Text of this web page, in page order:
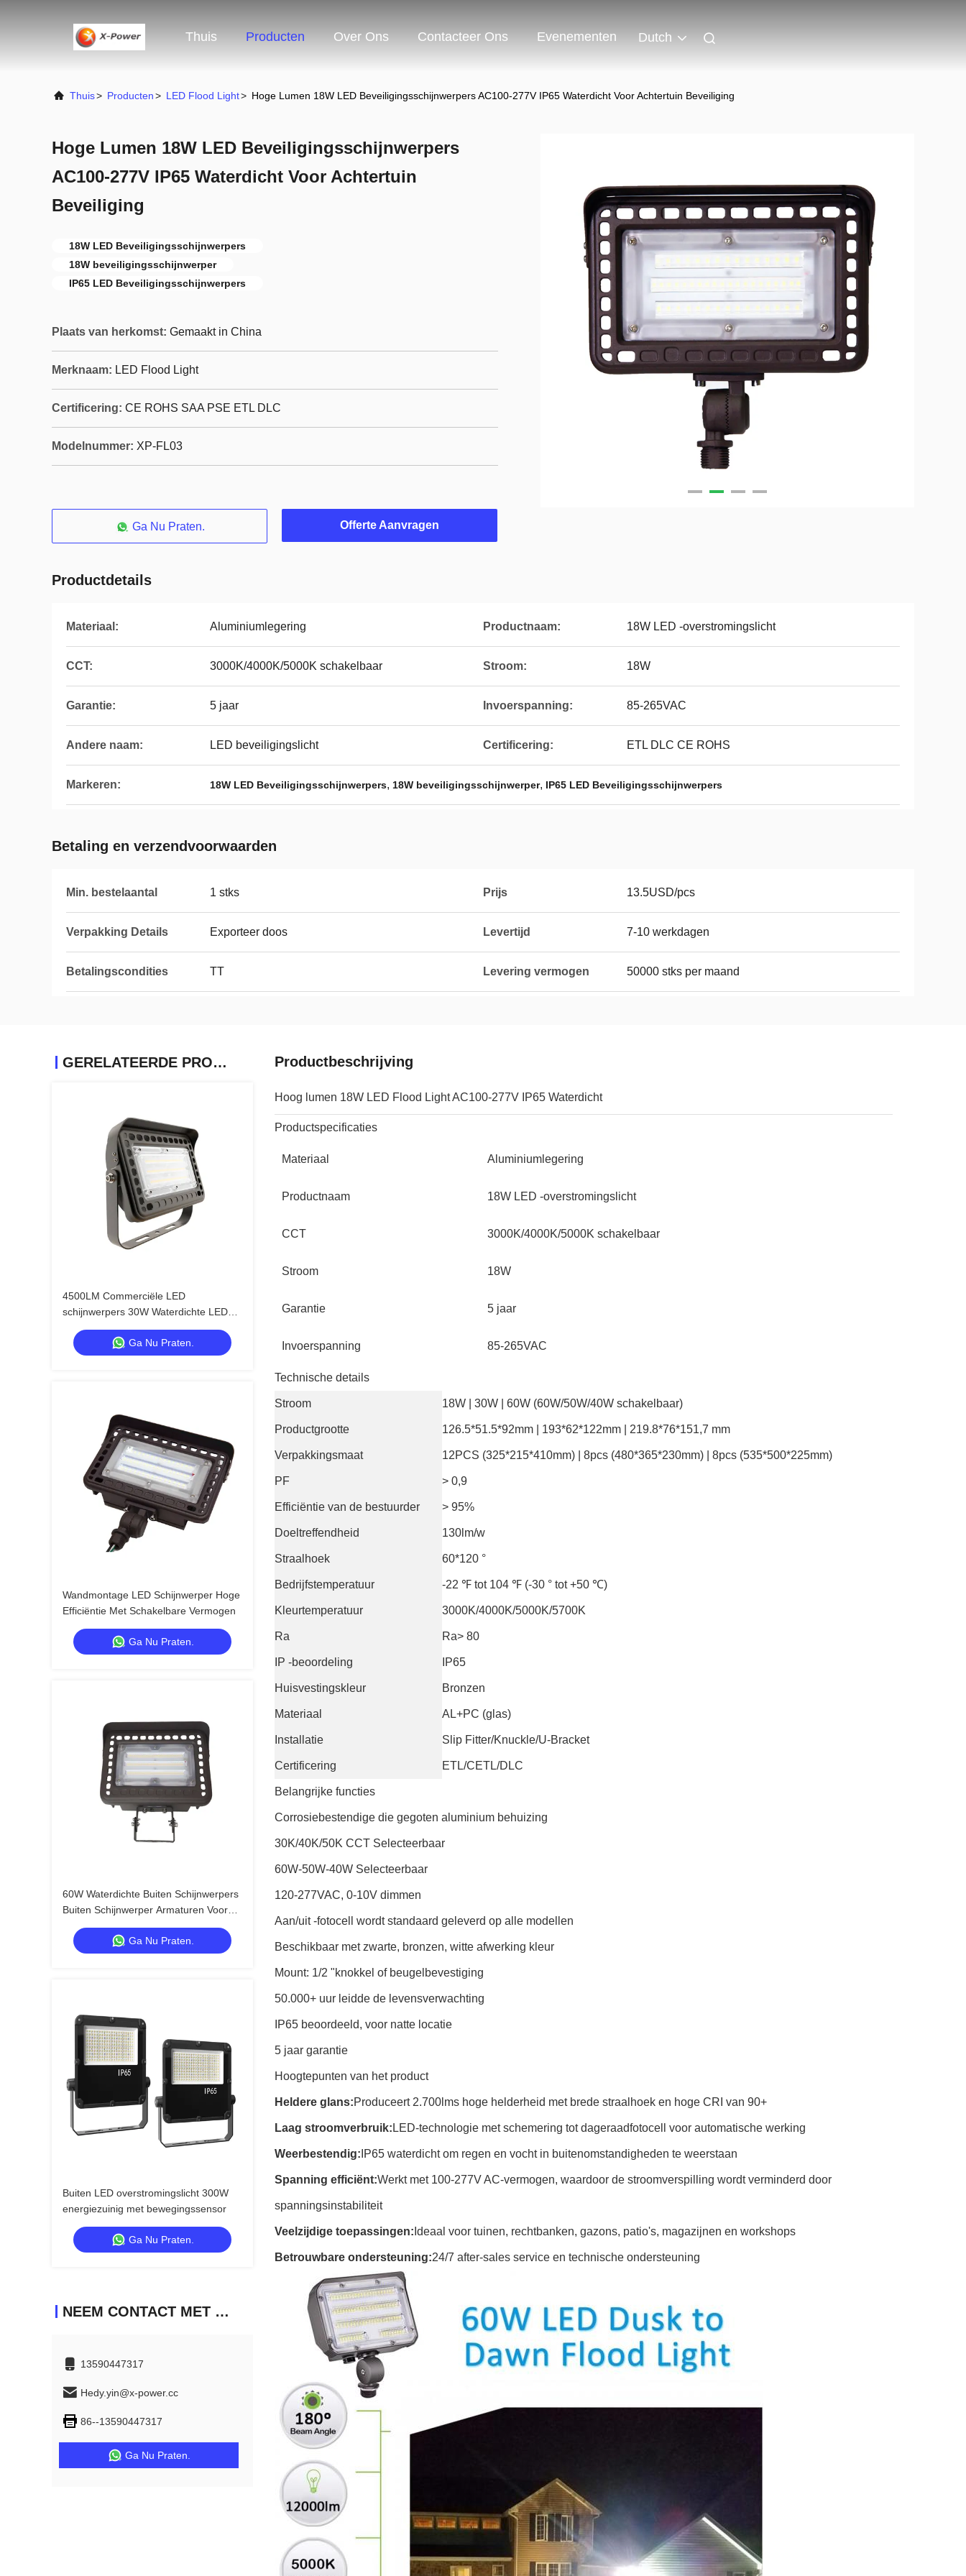
Thuis Producten Over Ons Contacteer Ons Evenementen Dutch
Thuis> Producten> LED Flood Light> Hoge Lumen 18W LED Beveiligingsschijnwerpers AC100-277V IP65 Waterdicht Voor Achtertuin Beveiliging
Hoge Lumen 18W LED Beveiligingsschijnwerpers
AC100-277V IP65 Waterdicht Voor Achtertuin
Beveiliging
18W LED Beveiligingsschijnwerpers
18W beveiligingsschijnwerper
IP65 LED Beveiligingsschijnwerpers
Plaats van herkomst: Gemaakt in China
Merknaam: LED Flood Light
Certificering: CE ROHS SAA PSE ETL DLC
Modelnummer: XP-FL03
Ga Nu Praten. Offerte Aanvragen
Productdetails
Materiaal: Aluminiumlegering Productnaam: 18W LED -overstromingslicht
CCT: 3000K/4000K/5000K schakelbaar Stroom: 18W
Garantie: 5 jaar Invoerspanning: 85-265VAC
Andere naam: LED beveiligingslicht Certificering: ETL DLC CE ROHS
Markeren: 18W LED Beveiligingsschijnwerpers, 18W beveiligingsschijnwerper, IP65 LED Beveiligingsschijnwerpers
Betaling en verzendvoorwaarden
Min. bestelaantal 1 stks Prijs 13.5USD/pcs
Verpakking Details Exporteer doos Levertijd 7-10 werkdagen
Betalingscondities TT Levering vermogen 50000 stks per maand
GERELATEERDE PRODUCTEN
4500LM Commerciële LED
schijnwerpers 30W Waterdichte LED
schijnwerpers voor buiten
Ga Nu Praten.
Wandmontage LED Schijnwerper Hoge
Efficiëntie Met Schakelbare Vermogen
Ga Nu Praten.
60W Waterdichte Buiten Schijnwerpers
Buiten Schijnwerper Armaturen Voor
Tuin Speeltuin
Ga Nu Praten.
Buiten LED overstromingslicht 300W
energiezuinig met bewegingssensor
Ga Nu Praten.
NEEM CONTACT MET ONS OP
13590447317
Hedy.yin@x-power.cc
86--13590447317
Ga Nu Praten.
Productbeschrijving
Hoog lumen 18W LED Flood Light AC100-277V IP65 Waterdicht
Productspecificaties
Materiaal Aluminiumlegering
Productnaam 18W LED -overstromingslicht
CCT 3000K/4000K/5000K schakelbaar
Stroom 18W
Garantie 5 jaar
Invoerspanning 85-265VAC
Technische details
Stroom 18W | 30W | 60W (60W/50W/40W schakelbaar)
Productgrootte 126.5*51.5*92mm | 193*62*122mm | 219.8*76*151,7 mm
Verpakkingsmaat 12PCS (325*215*410mm) | 8pcs (480*365*230mm) | 8pcs (535*500*225mm)
PF > 0,9
Efficiëntie van de bestuurder > 95%
Doeltreffendheid 130lm/w
Straalhoek 60*120 °
Bedrijfstemperatuur -22 ℉ tot 104 ℉ (-30 ° tot +50 ℃)
Kleurtemperatuur 3000K/4000K/5000K/5700K
Ra Ra> 80
IP -beoordeling IP65
Huisvestingskleur Bronzen
Materiaal AL+PC (glas)
Installatie Slip Fitter/Knuckle/U-Bracket
Certificering ETL/CETL/DLC
Belangrijke functies
Corrosiebestendige die gegoten aluminium behuizing
30K/40K/50K CCT Selecteerbaar
60W-50W-40W Selecteerbaar
120-277VAC, 0-10V dimmen
Aan/uit -fotocell wordt standaard geleverd op alle modellen
Beschikbaar met zwarte, bronzen, witte afwerking kleur
Mount: 1/2 "knokkel of beugelbevestiging
50.000+ uur leidde de levensverwachting
IP65 beoordeeld, voor natte locatie
5 jaar garantie
Hoogtepunten van het product
Heldere glans:Produceert 2.700lms hoge helderheid met brede straalhoek en hoge CRI van 90+
Laag stroomverbruik: LED-technologie met schemering tot dageraadfotocell voor automatische werking
Weerbestendig: IP65 waterdicht om regen en vocht in buitenomstandigheden te weerstaan
Spanning efficiënt:Werkt met 100-277V AC-vermogen, waardoor de stroomverspilling wordt verminderd door
spanningsinstabiliteit
Veelzijdige toepassingen: Ideaal voor tuinen, rechtbanken, gazons, patio's, magazijnen en workshops
Betrouwbare ondersteuning:24/7 after-sales service en technische ondersteuning